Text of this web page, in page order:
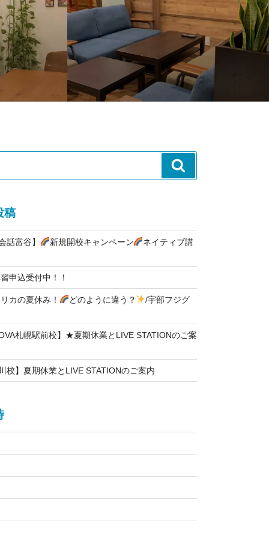
索
稿
話富谷】 新規開校キャンペーン
ネイティブ講
申込受付中！！
カの夏休み！ どのように違う？
/宇部フジグ
札幌駅前校】★夏期休業とLIVE STATIONのご案
校】夏期休業とLIVE STATIONのご案内